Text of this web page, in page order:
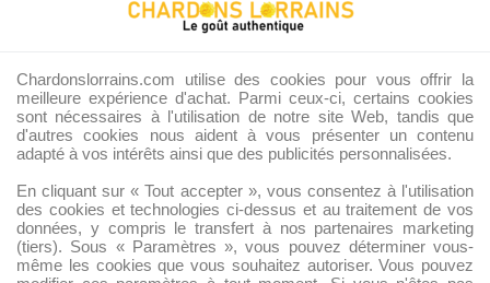
Coffrets
Coffret Prestige de
chardons lorrains (64
chardons – 790g)
80,00 €
Chardonslorrains.com utilise des cookies pour vous offrir la
meilleure expérience d'achat. Parmi ceux-ci, certains cookies
sont nécessaires à l'utilisation de notre site Web, tandis que
d'autres cookies nous aident à vous présenter un contenu
adapté à vos intérêts ainsi que des publicités personnalisées.
En cliquant sur « Tout accepter », vous consentez à l'utilisation
des cookies et technologies ci-dessus et au traitement de vos
données, y compris le transfert à nos partenaires marketing
(tiers). Sous « Paramètres », vous pouvez déterminer vous-
même les cookies que vous souhaitez autoriser. Vous pouvez